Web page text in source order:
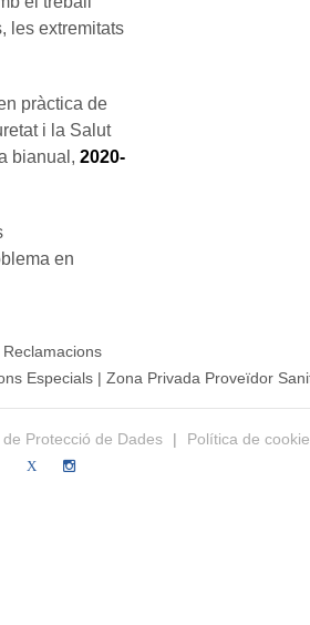
les extremitats
pràctica de
i la Salut
bianual, 2020-
en
Reclamacions
Especials | Zona Privada Proveïdor
de Protecció de Dades |
Política de
X